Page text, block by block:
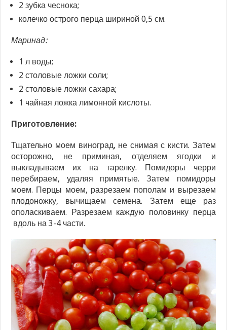
2 зубка чеснока;
колечко острого перца шириной 0,5 см.
Маринад:
1 л воды;
2 столовые ложки соли;
2 столовые ложки сахара;
1 чайная ложка лимонной кислоты.
Приготовление:
Тщательно моем виноград, не снимая с кисти. Затем
осторожно, не приминая, отделяем ягодки и
выкладываем их на тарелку. Помидоры черри
перебираем, удаляя примятые. Затем помидоры
моем. Перцы моем, разрезаем пополам и вырезаем
плодоножку, вычищаем семена. Затем еще раз
ополаскиваем. Разрезаем каждую половинку перца
вдоль на 3-4 части.